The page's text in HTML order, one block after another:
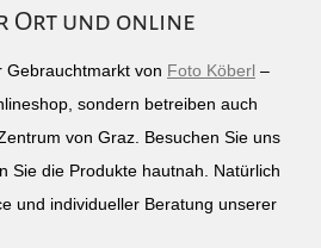
Ort und online
Gebrauchtmarkt von Foto Köberl –
sondern betreiben auch
von Graz. Besuchen Sie uns
Sie die Produkte hautnah. Natürlich
und individueller Beratung unserer